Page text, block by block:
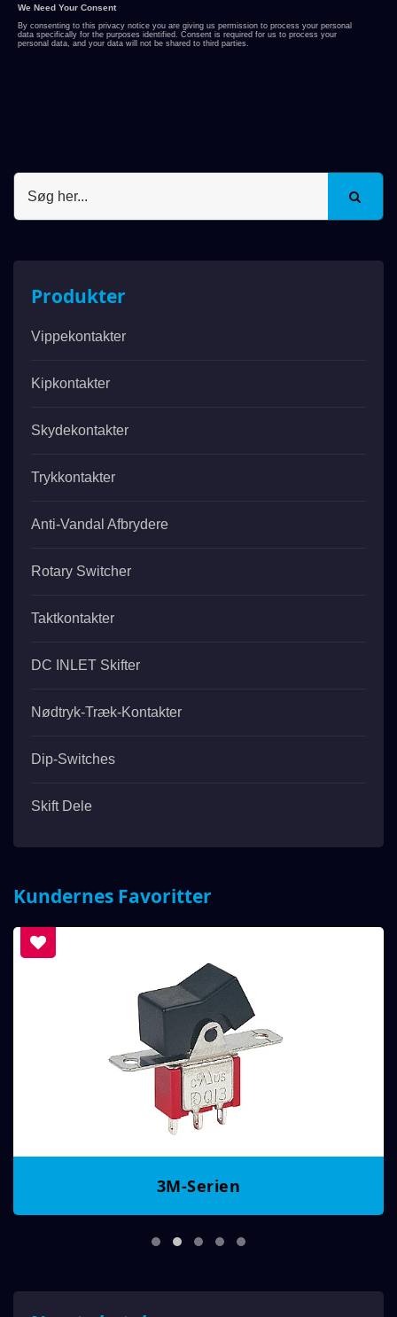
Produkter
Vippekontakter
Kipkontakter
Skydekontakter
Trykkontakter
Anti-Vandal Afbrydere
Rotary Switcher
Taktkontakter
DC INLET Skifter
Nødtryk-Træk-Kontakter
Dip-Switches
Skift Dele
Kundernes Favoritter
3M-Serien